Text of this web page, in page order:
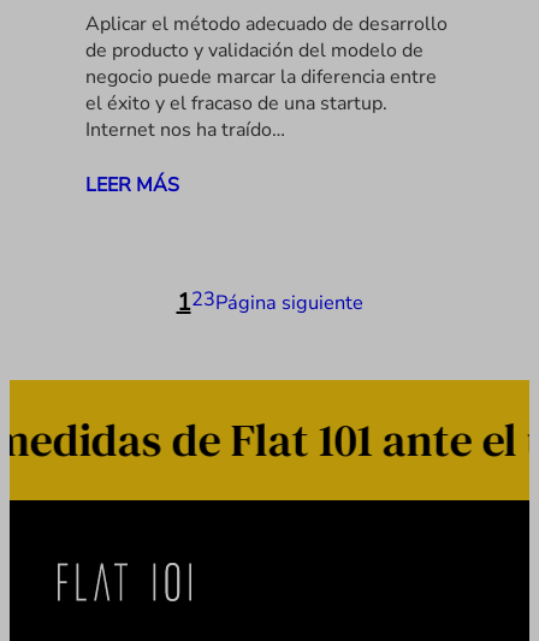
Aplicar el método adecuado de desarrollo
de producto y validación del modelo de
negocio puede marcar la diferencia entre
el éxito y el fracaso de una startup.
Internet nos ha traído…
LEER MÁS
123Página siguiente
de Flat 101 ante el